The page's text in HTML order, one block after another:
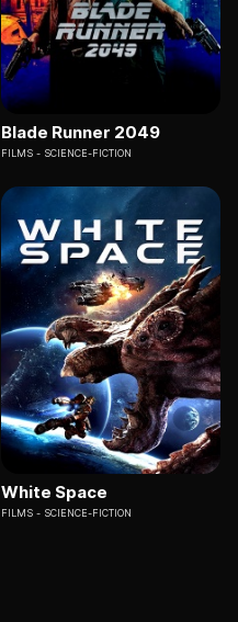
Blade Runner 2049
FILMS SCIENCE-FICTION
White Space
FILMS SCIENCE-FICTION